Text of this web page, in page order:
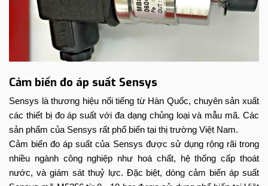
Cảm biến đo áp suất Sensys
Sensys là thương hiệu nổi tiếng từ Hàn Quốc, chuyên sản xuất
các thiết bị đo áp suất với đa dạng chủng loại và mẫu mã. Các
sản phẩm của Sensys rất phổ biến tại thị trường Việt Nam.
Cảm biến đo áp suất của Sensys được sử dụng rộng rãi trong
nhiều ngành công nghiệp như hoá chất, hệ thống cấp thoát
nước, và giám sát thuỷ lực. Đặc biệt, dòng cảm biến áp suất